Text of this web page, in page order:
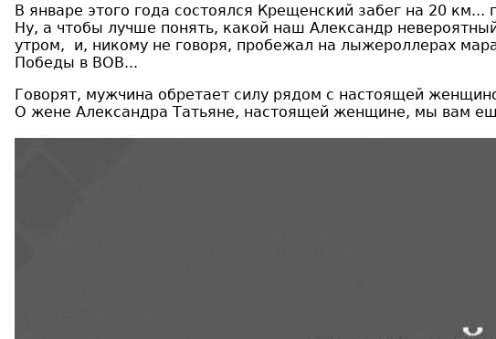
В январе этого года состоялся Крещенский забег на 20 км...
Ну, а чтобы лучше понять, какой наш Александр
утром, и, никому не говоря, пробежал на лыжероллерах
Победы в ВОВ...
Говорят, мужчина обретает силу рядом c настоящей
О жене Александра Татьяне, настоящей женщине, мы вам